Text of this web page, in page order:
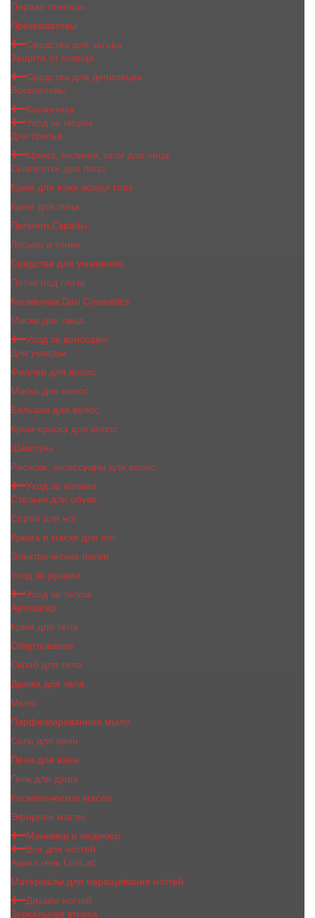
Первая помощь
Презервативы
Средства для загара
Защита от солнца
Средства для депиляции
Воскоплавы
Косметика
Уход за лицом
Для бритья
Крема, пилинги, гели для лица
Сыворотки для лица
Крем для кожи вокруг глаз
Крем для лица
Пилинги,Скрабы
Лосьон и тоник
Средства для умывания
Патчи под глаза
Косметика Dari Cosmetics
Маски для лица
Уход за волосами
Для укладки
Филлер для волос
Маска для волос
Бальзам для волос
Крем-краска для волос
Шампунь
Расчски, аксессуары для волос
Уход за ногами
Стельки для обуви
Спрей для ног
Крема и маски для ног
Электрические пилки
Уход за руками
Уход за телом
Автозагар
Крем для тела
Обертывание
Скраб для тела
Дымка для тела
Мыло
Парфюмированное мыло
Соль для ванн
Пена для ванн
Гель для душа
Косметическое масло
Эфирное масло
Маникюр и педикюр
Все для ногтей
Акрил гель LoriLac
Материалы для наращивания ногтей
Дизайн ногтей
Зеркальная втирка